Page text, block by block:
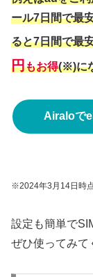
ール7日間で最
ると7日間で最
円もお得(※)に
Airaloで
※2024年3月14日時
設定も簡単で
ぜひ使ってみて